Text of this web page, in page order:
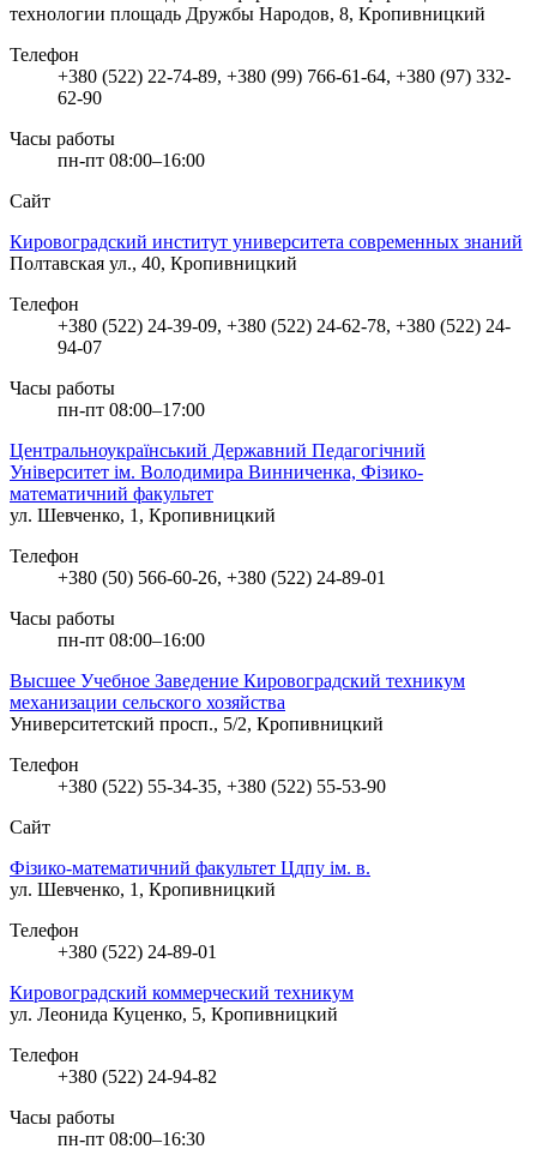
технологии площадь Дружбы Народов, 8, Кропивницкий
Телефон
+380 (522) 22-74-89, +380 (99) 766-61-64, +380 (97) 332-
62-90
Часы работы
пн-пт 08:00–16:00
Сайт
Кировоградский институт университета современных знаний
Полтавская ул., 40, Кропивницкий
Телефон
+380 (522) 24-39-09, +380 (522) 24-62-78, +380 (522) 24-
94-07
Часы работы
пн-пт 08:00–17:00
Центральноукраїнський Державний Педагогічний
Університет iм. Володимира Винниченка, Фізико-
математичний факультет
ул. Шевченко, 1, Кропивницкий
Телефон
+380 (50) 566-60-26, +380 (522) 24-89-01
Часы работы
пн-пт 08:00–16:00
Высшее Учебное Заведение Кировоградский техникум
механизации сельского хозяйства
Университетский просп., 5/2, Кропивницкий
Телефон
+380 (522) 55-34-35, +380 (522) 55-53-90
Сайт
Фізико-математичний факультет Цдпу ім. в.
ул. Шевченко, 1, Кропивницкий
Телефон
+380 (522) 24-89-01
Кировоградский коммерческий техникум
ул. Леонида Куценко, 5, Кропивницкий
Телефон
+380 (522) 24-94-82
Часы работы
пн-пт 08:00–16:30